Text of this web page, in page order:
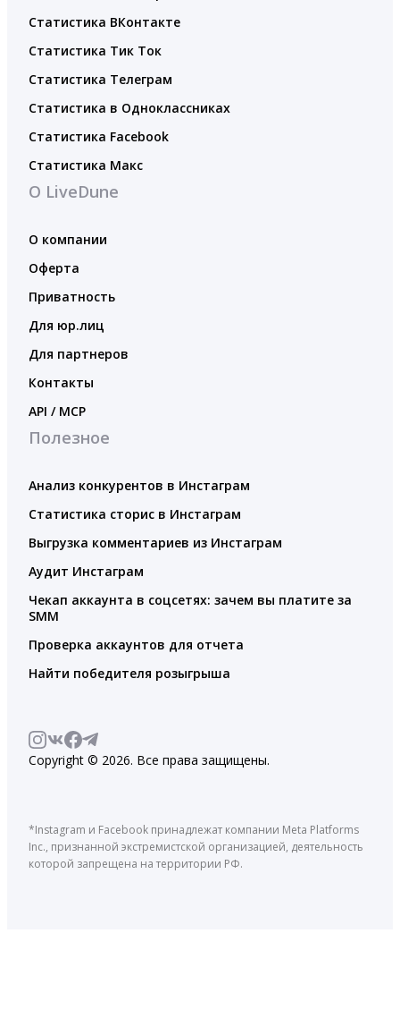
Статистика ВКонтакте
Статистика Тик Ток
Статистика Телеграм
Статистика в Одноклассниках
Статистика Facebook
Статистика Макс
О LiveDune
О компании
Оферта
Приватность
Для юр.лиц
Для партнеров
Контакты
API / MCP
Полезное
Анализ конкурентов в Инстаграм
Статистика сторис в Инстаграм
Выгрузка комментариев из Инстаграм
Аудит Инстаграм
Чекап аккаунта в соцсетях: зачем вы платите за
SMM
Проверка аккаунтов для отчета
Найти победителя розыгрыша
Copyright © 2026. Все права защищены.
*Instagram и Facebook принадлежат компании Meta Platforms
Inc., признанной экстремистской организацией, деятельность
которой запрещена на территории РФ.